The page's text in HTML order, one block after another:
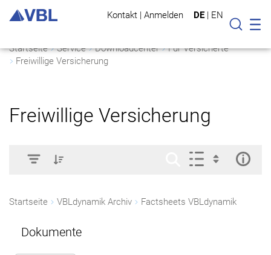
Kontakt | Anmelden DE | EN
Suche
Startseite Service Downloadcenter
Für Versicherte
Freiwillige Versicherung
Freiwillige Versicherung
Startseite VBLdynamik Archiv Factsheets VBLdynamik
Dokumente